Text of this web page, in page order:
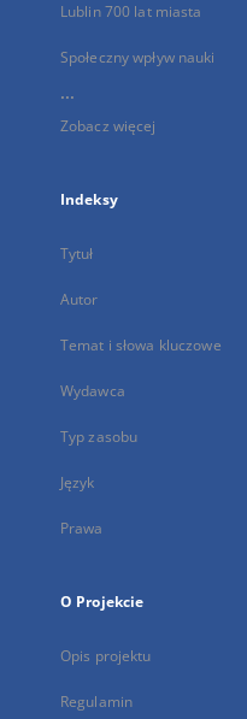
Lublin 700 lat miasta
Społeczny wpływ nauki
...
Zobacz więcej
Indeksy
Tytuł
Autor
Temat i słowa kluczowe
Wydawca
Typ zasobu
Język
Prawa
O Projekcie
Opis projektu
Regulamin